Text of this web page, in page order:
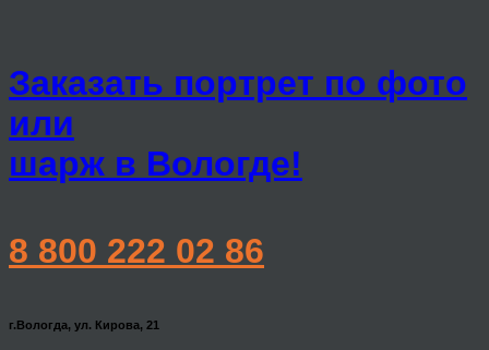
Заказать портрет по фото
или
шарж в Вологде!
8 800 222 02 86
г.Вологда, ул. Кирова, 21